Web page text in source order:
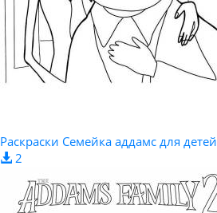
Раскраски Семейка аддамс для детей
2